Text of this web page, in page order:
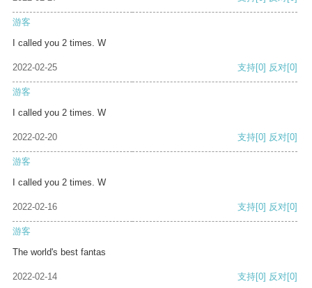
游客
I called you 2 times. W
2022-02-25 支持[0] 反对[0]
游客
I called you 2 times. W
2022-02-20 支持[0] 反对[0]
游客
I called you 2 times. W
2022-02-16 支持[0] 反对[0]
游客
The world's best fantas
2022-02-14 支持[0] 反对[0]